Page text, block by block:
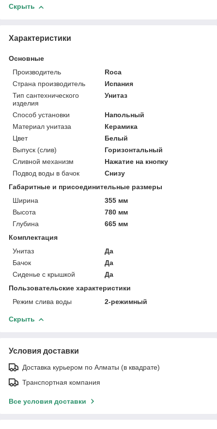
Скрыть
Характеристики
Основные
Производитель
Roca
Страна производитель
Испания
Тип сантехнического
изделия
Унитаз
Способ установки
Напольный
Материал унитаза
Керамика
Цвет
Белый
Выпуск (слив)
Горизонтальный
Сливной механизм
Нажатие на кнопку
Подвод воды в бачок
Снизу
Габаритные и присоединительные размеры
Ширина
355 мм
Высота
780 мм
Глубина
665 мм
Комплектация
Унитаз
Да
Бачок
Да
Сиденье с крышкой
Да
Пользовательские характеристики
Режим слива воды
2-режимный
Скрыть
Условия доставки
Доставка курьером по Алматы (в квадрате)
Транспортная компания
Все условия доставки